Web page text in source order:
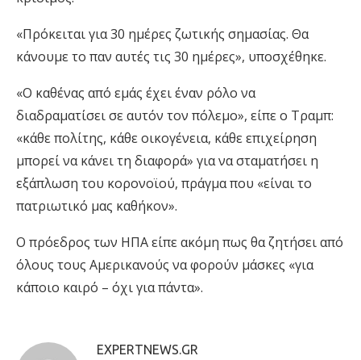
«Πρόκειται για 30 ημέρες ζωτικής σημασίας. Θα
κάνουμε το παν αυτές τις 30 ημέρες», υποσχέθηκε.
«Ο καθένας από εμάς έχει έναν ρόλο να
διαδραματίσει σε αυτόν τον πόλεμο», είπε ο Τραμπ:
«κάθε πολίτης, κάθε οικογένεια, κάθε επιχείρηση
μπορεί να κάνει τη διαφορά» για να σταματήσει η
εξάπλωση του κορονοϊού, πράγμα που «είναι το
πατριωτικό μας καθήκον».
Ο πρόεδρος των ΗΠΑ είπε ακόμη πως θα ζητήσει από
όλους τους Αμερικανούς να φορούν μάσκες «για
κάποιο καιρό – όχι για πάντα».
EXPERTNEWS.GR